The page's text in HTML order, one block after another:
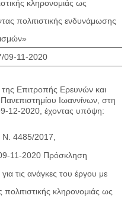
κληρονομιάς ως
πολιτιστικής ενδυνάμωσης
09-11-2020
Επιτροπής Ερευνών και
Ιωαννίνων, στη
12-2020, έχοντας υπόψη:
4485/2017,
11-2020 Πρόσκληση
τις ανάγκες του έργου με
κληρονομιάς ως